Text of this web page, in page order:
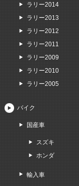
ラリー2014
ラリー2013
ラリー2012
ラリー2011
ラリー2009
ラリー2010
ラリー2005
バイク
国産車
スズキ
ホンダ
輸入車